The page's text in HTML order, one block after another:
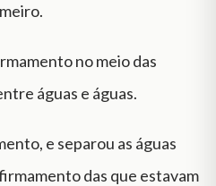
no meio das
águas e águas.
e separou as águas
das que estavam